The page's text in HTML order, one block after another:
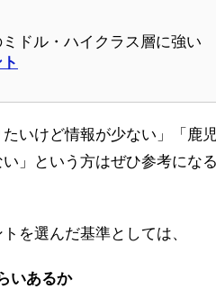
ドル・ハイクラス層に強い
たいけど情報が少ない」「鹿
」という方はぜひ参考にな
を選んだ基準としては、
いあるか